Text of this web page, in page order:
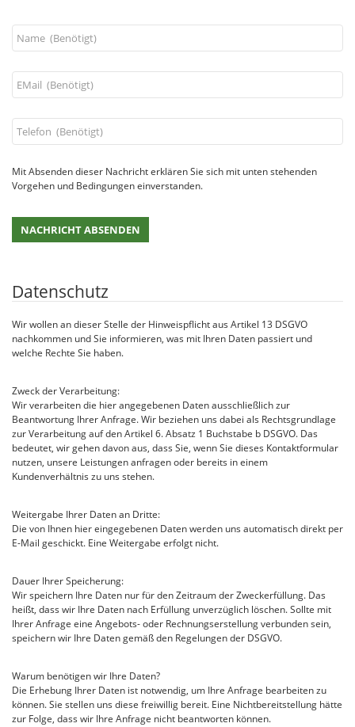
Mit Absenden dieser Nachricht erklären Sie sich mit unten stehenden
Vorgehen und Bedingungen einverstanden.
Datenschutz
Wir wollen an dieser Stelle der Hinweispflicht aus Artikel 13 DSGVO
nachkommen und Sie informieren, was mit Ihren Daten passiert und
welche Rechte Sie haben.
Zweck der Verarbeitung:
Wir verarbeiten die hier angegebenen Daten ausschließlich zur
Beantwortung Ihrer Anfrage. Wir beziehen uns dabei als Rechtsgrundlage
zur Verarbeitung auf den Artikel 6. Absatz 1 Buchstabe b DSGVO. Das
bedeutet, wir gehen davon aus, dass Sie, wenn Sie dieses Kontaktformular
nutzen, unsere Leistungen anfragen oder bereits in einem
Kundenverhältnis zu uns stehen.
Weitergabe Ihrer Daten an Dritte:
Die von Ihnen hier eingegebenen Daten werden uns automatisch direkt per
E-Mail geschickt. Eine Weitergabe erfolgt nicht.
Dauer Ihrer Speicherung:
Wir speichern Ihre Daten nur für den Zeitraum der Zweckerfüllung. Das
heißt, dass wir Ihre Daten nach Erfüllung unverzüglich löschen. Sollte mit
Ihrer Anfrage eine Angebots- oder Rechnungserstellung verbunden sein,
speichern wir Ihre Daten gemäß den Regelungen der DSGVO.
Warum benötigen wir Ihre Daten?
Die Erhebung Ihrer Daten ist notwendig, um Ihre Anfrage bearbeiten zu
können. Sie stellen uns diese freiwillig bereit. Eine Nichtbereitstellung hätte
zur Folge, dass wir Ihre Anfrage nicht beantworten können.